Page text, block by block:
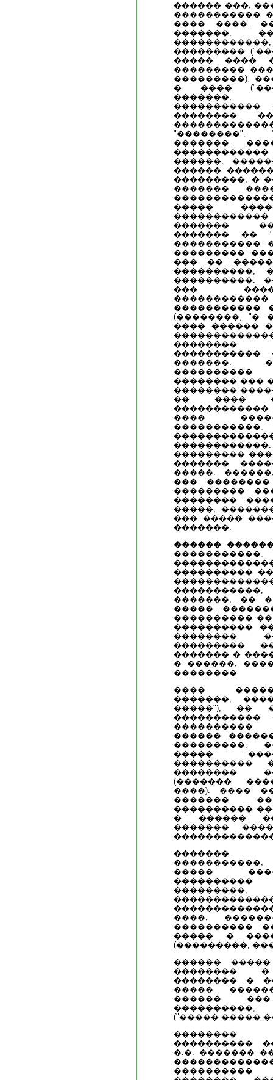
������ ���,
�����������
���� ����.
�������,
���������
����� ����
���������
���������),
� ����
�������.
�����������
��������
"��������",
�������.
������.
������
���������, �
�������
�����
�������
������� ��
�����������
���������
��� ��
����������,
����������.
���
�����������
(��������, "�
���� ������
��������
�����������
�������.
�������� ���
��������
�� ���� �
����
���������
�������
�����.
���
���������
��������
�����,
��� �����
�������.
������
����������
�������, ��
�����.
����������
����������
��������
���������
������� �
� ������,
��������.
����
�������,
�����"), ��
�����������
����������
������
���������,
�����
����������
��������
(�������
����). ����
�������
����������
� ������
�������
�������
�����
����,
����������
����� �
(���������,
������
��������
�������� �
�����
������
("����� �����
��������
����������
�.�. �������